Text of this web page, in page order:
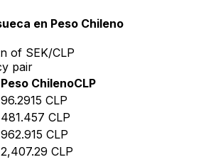
en Peso Chileno
of SEK/CLP
pair
Peso ChilenoCLP
96.2915 CLP
481.457 CLP
962.915 CLP
2,407.29 CLP